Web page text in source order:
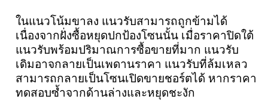
ในแนวโน้มขาลง แนวรับสามารถถูกข้ามได้
เนื่องจากฝั่งซื้อหยุดปกป้องโซนนั้น เมื่อราคาปิดใต้
แนวรับพร้อมปริมาณการซื้อขายที่มาก แนวรับ
เดิมอาจกลายเป็นเพดานราคา แนวรับที่ล้มเหลว
สามารถกลายเป็นโซนเปิดขายชอร์ตได้ หากราคา
ทดสอบซ้ำจากด้านล่างและหยุดชะงัก